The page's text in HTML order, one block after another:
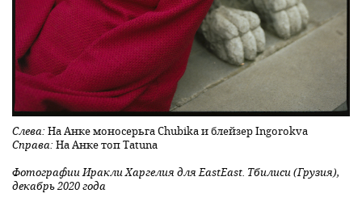
Cлева:На Анке моносерьга Chubika и блейзер Ingorokva
Cправа:На Анке топ Tatuna
Фотографии Иракли Харгелия для EastEast. Тбилиси (Грузия),
декабрь 2020 года